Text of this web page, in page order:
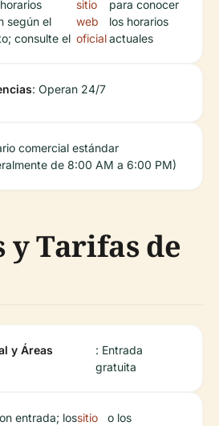
según el
consulte el
sitio
web
oficial
para conocer
los horarios
actuales
: Operan 24/7
comercial estándar
de 8:00 AM a 6:00 PM)
y Tarifas de
y Áreas
: Entrada
gratuita
entrada; lossitio
o los